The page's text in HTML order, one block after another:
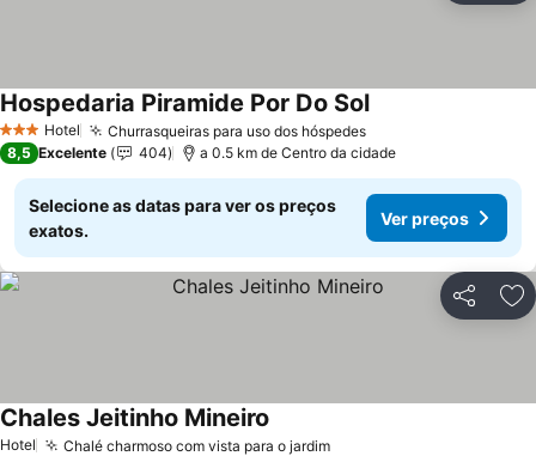
3 EstrelasHotel Churrasqueiras para uso dos hóspedes
Hospedaria Piramide Por Do Sol
8,5 Excelente 404 a 0.5 km de Centro da cidade
Selecione as datas para ver os preços
exatos.
Ver preços
Partilhar
Hotel Chalé charmoso com vista para o jardim
Chales Jeitinho Mineiro